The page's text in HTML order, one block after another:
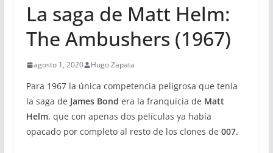
La saga de Matt Helm:
The Ambushers (1967)
agosto 1, 2020 Hugo Zapata
Para 1967 la única competencia peligrosa que tenía
la saga de James Bond era la franquicia de Matt
Helm, que con apenas dos películas ya había
opacado por completo al resto de los clones de 007.